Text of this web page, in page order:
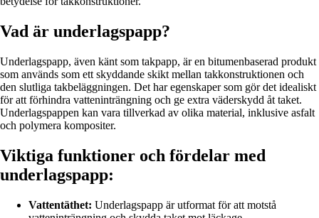
Vad är underlagspapp?
Underlagspapp, även känt som takpapp, är en bitumenbaserad produkt
som används som ett skyddande skikt mellan takkonstruktionen och
den slutliga takbeläggningen. Det har egenskaper som gör det idealiskt
för att förhindra vatteninträngning och ge extra väderskydd åt taket.
Underlagspappen kan vara tillverkad av olika material, inklusive asfalt
och polymera kompositer.
Viktiga funktioner och fördelar med
underlagspapp:
Vattentäthet: Underlagspapp är utformat för att motstå